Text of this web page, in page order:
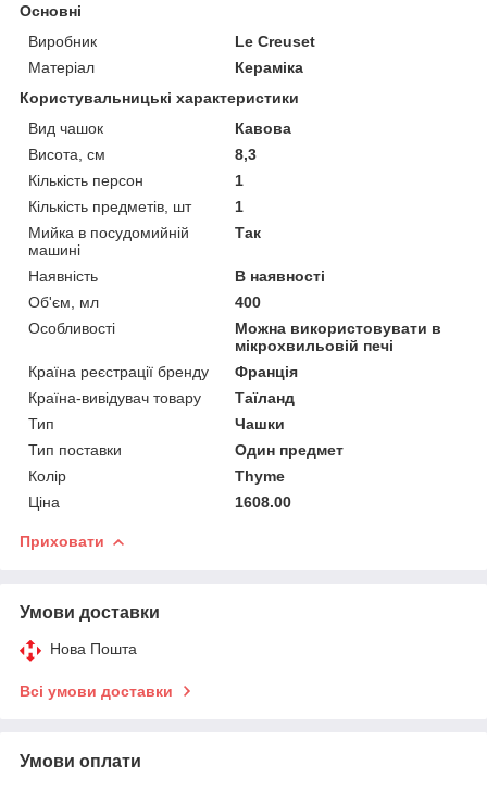
Основні
Виробник
Le Creuset
Матеріал
Кераміка
Користувальницькі характеристики
Вид чашок
Кавова
Висота, см
8,3
Кількість персон
1
Кількість предметів, шт
1
Мийка в посудомийній
машині
Так
Наявність
В наявності
Об'єм, мл
400
Особливості
Можна використовувати в
мікрохвильовій печі
Країна реєстрації бренду
Франція
Країна-вивідувач товару
Таїланд
Тип
Чашки
Тип поставки
Один предмет
Колір
Thyme
Ціна
1608.00
Приховати
Умови доставки
Нова Пошта
Всі умови доставки
Умови оплати